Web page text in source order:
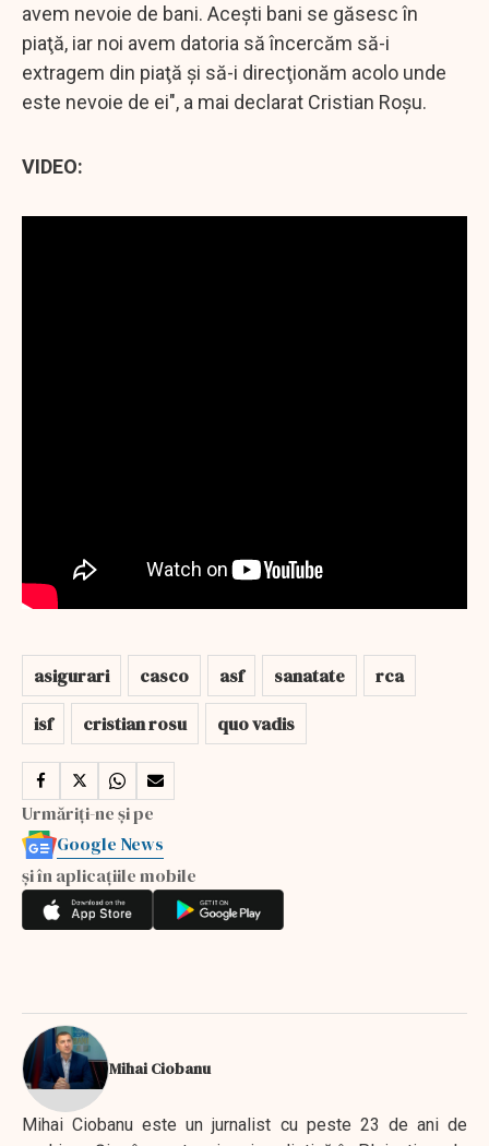
avem nevoie de bani. Aceşti bani se găsesc în
piaţă, iar noi avem datoria să încercăm să-i
extragem din piaţă şi să-i direcţionăm acolo unde
este nevoie de ei", a mai declarat Cristian Roşu.
VIDEO:
asigurari casco asf sanatate
rca
isf
cristian rosu quo vadis
Urmăriți-ne și pe
Google News
și în aplicațiile mobile
Mihai Ciobanu
Mihai Ciobanu este un jurnalist cu peste 23 de ani de